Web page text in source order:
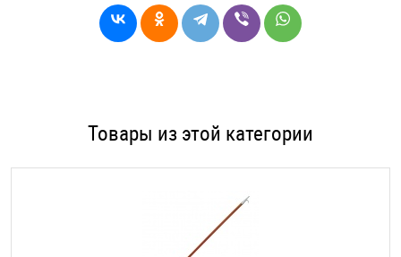
Товары из этой категории